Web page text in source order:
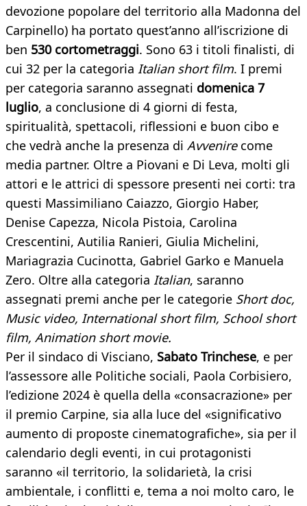
devozione popolare del territorio alla Madonna del
Carpinello) ha portato quest’anno all’iscrizione di
ben 530 cortometraggi. Sono 63 i titoli finalisti, di
cui 32 per la categoria Italian short film. I premi
per categoria saranno assegnati domenica 7
luglio, a conclusione di 4 giorni di festa,
spiritualità, spettacoli, riflessioni e buon cibo e
che vedrà anche la presenza di Avvenirecome
media partner. Oltre a Piovani e Di Leva, molti gli
attori e le attrici di spessore presenti nei corti: tra
questi Massimiliano Caiazzo, Giorgio Haber,
Denise Capezza, Nicola Pistoia, Carolina
Crescentini, Autilia Ranieri, Giulia Michelini,
Mariagrazia Cucinotta, Gabriel Garko e Manuela
Zero. Oltre alla categoria Italian, saranno
assegnati premi anche per le categorie Short doc,
Music video, International short film, School short
film, Animation short movie.
Per il sindaco di Visciano, Sabato Trinchese, e per
l’assessore alle Politiche sociali, Paola Corbisiero,
l’edizione 2024 è quella della «consacrazione» per
il premio Carpine, sia alla luce del «significativo
aumento di proposte cinematografiche», sia per il
calendario degli eventi, in cui protagonisti
saranno «il territorio, la solidarietà, la crisi
ambientale, i conflitti e, tema a noi molto caro, le